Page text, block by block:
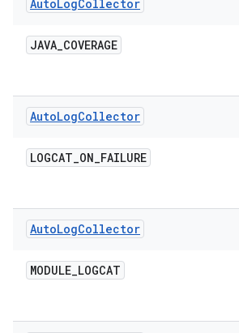
AutoLogCollector
JAVA_COVERAGE
AutoLogCollector
LOGCAT_ON_FAILURE
AutoLogCollector
MODULE_LOGCAT